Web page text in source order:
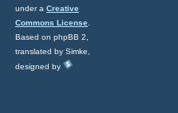
under a Creative
Commons License
Based on phpBB 2,
translated by Simke,
designed by